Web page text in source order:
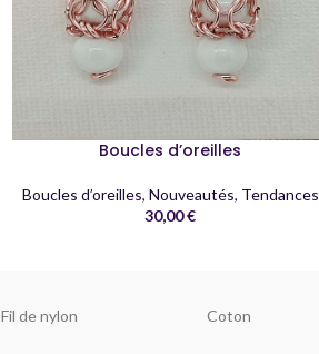
Boucles d’oreilles
Boucles d’oreilles, Nouveautés, Tendances
30,00€
Fil de nylon Coton